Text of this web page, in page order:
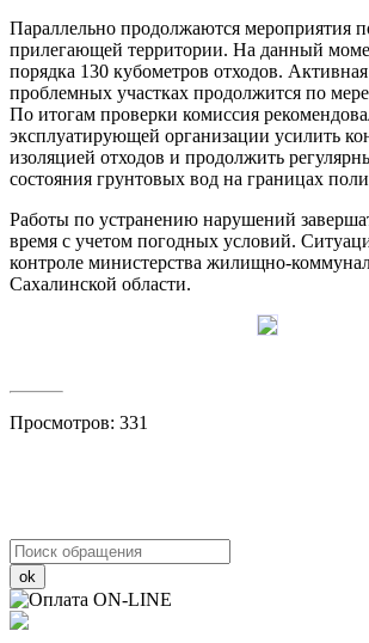
Параллельно продолжаются мероприятия
прилегающей территории. На данный
порядка 130 кубометров отходов.
проблемных участках продолжится по мере
По итогам проверки комиссия
эксплуатирующей организации усилить
изоляцией отходов и продолжить
состояния грунтовых вод на границах
Работы по устранению нарушений
время с учетом погодных условий.
контроле министерства жилищно-
Сахалинской области.
Просмотров: 331
ok